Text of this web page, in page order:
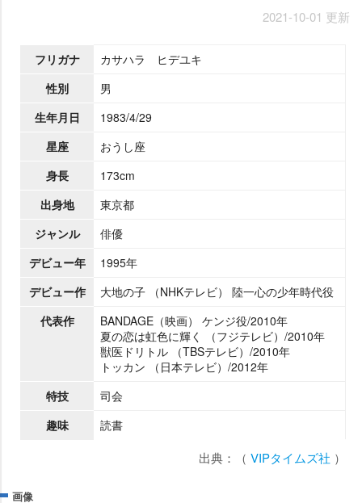
2021-10-01 更新
フリガナ
カサハラ ヒデユキ
性別
男
生年月日
1983/4/29
星座
おうし座
身長
173cm
出身地
東京都
ジャンル
俳優
デビュー年
1995年
デビュー作
大地の子 （NHKテレビ） 陸一心の少年時代役
代表作
BANDAGE（映画） ケンジ役/2010年
夏の恋は虹色に輝く （フジテレビ）/2010年
獣医ドリトル （TBSテレビ）/2010年
トッカン （日本テレビ）/2012年
特技
司会
趣味
読書
出典：（ VIPタイムズ社 ）
画像